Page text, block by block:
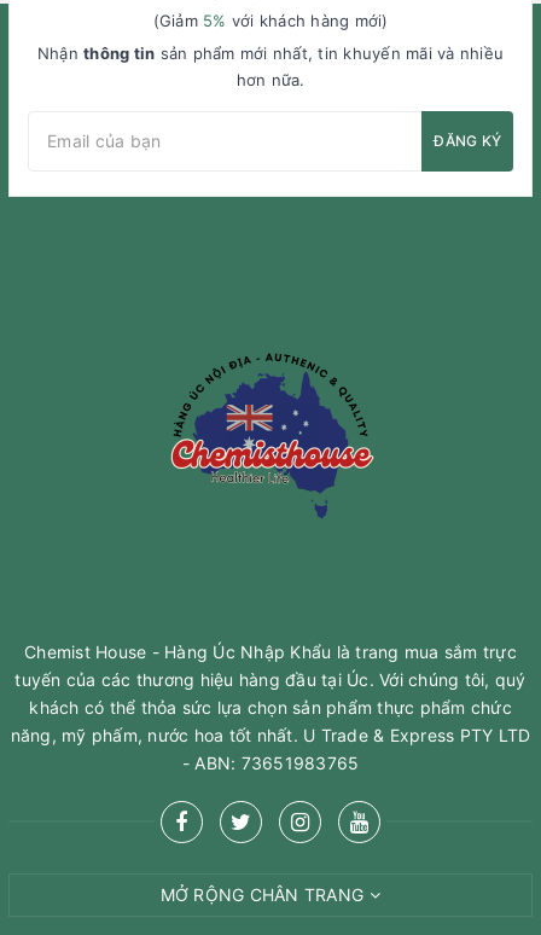
(Giảm 5% với khách hàng mới)
Nhậnthông tin sản phẩm mới nhất, tin khuyến mãi và nhiều
hơn nữa.
ĐĂNG KÝ
Chemist House - Hàng Úc Nhập Khẩu là trang mua sắm trực
tuyến của các thương hiệu hàng đầu tại Úc. Với chúng tôi, quý
khách có thể thỏa sức lựa chọn sản phẩm thực phẩm chức
năng, mỹ phấm, nước hoa tốt nhất. U Trade & Express PTY LTD
- ABN: 73651983765
MỞ RỘNG CHÂN TRANG